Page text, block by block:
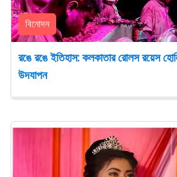
বিনোদন
রঙে রঙে ইতিহাস: কলকাতার রোলস রয়েস
উদযাপন